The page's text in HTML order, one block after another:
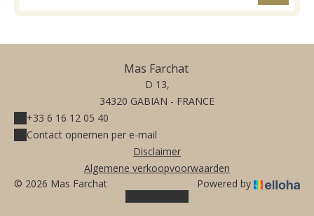
Mas Farchat
D 13,
34320 GABIAN - FRANCE
+33 6 16 12 05 40
Contact opnemen per e-mail
Disclaimer
Algemene verkoopvoorwaarden
© 2026 Mas Farchat
Powered by